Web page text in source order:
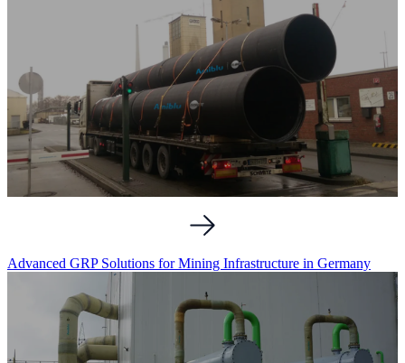
Advanced GRP Solutions for Mining Infrastructure in Germany